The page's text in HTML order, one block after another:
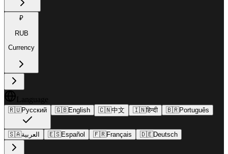
₽
RUB
Currency
Language
🇷🇺Русский 🇬🇧English 🇨🇳中文 🇮🇳हिन्दी 🇧🇷Português
🇸🇦العربية 🇪🇸Español 🇫🇷Français 🇩🇪Deutsch